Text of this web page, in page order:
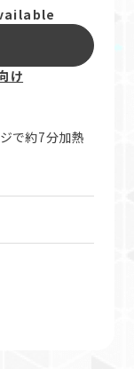
け
で約7分加熱